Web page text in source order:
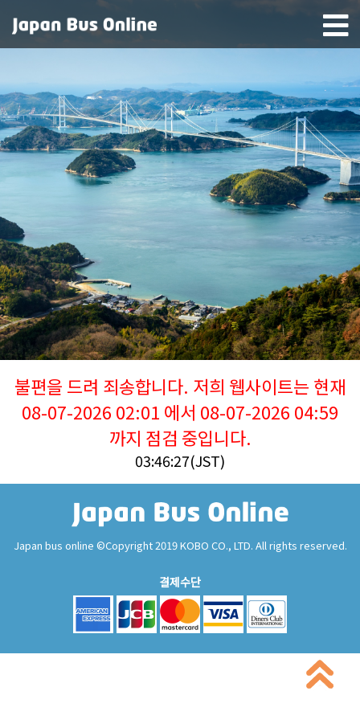
불편을 드려 죄송합니다. 저희 웹사이트는 현재
08-07-2026 02:01 에서 08-07-2026 04:59
까지 점검 중입니다.
03:46:27(JST)
Japan bus online ©Copyright 2019 KOBO CO., LTD. All rights reserved.
결제수단